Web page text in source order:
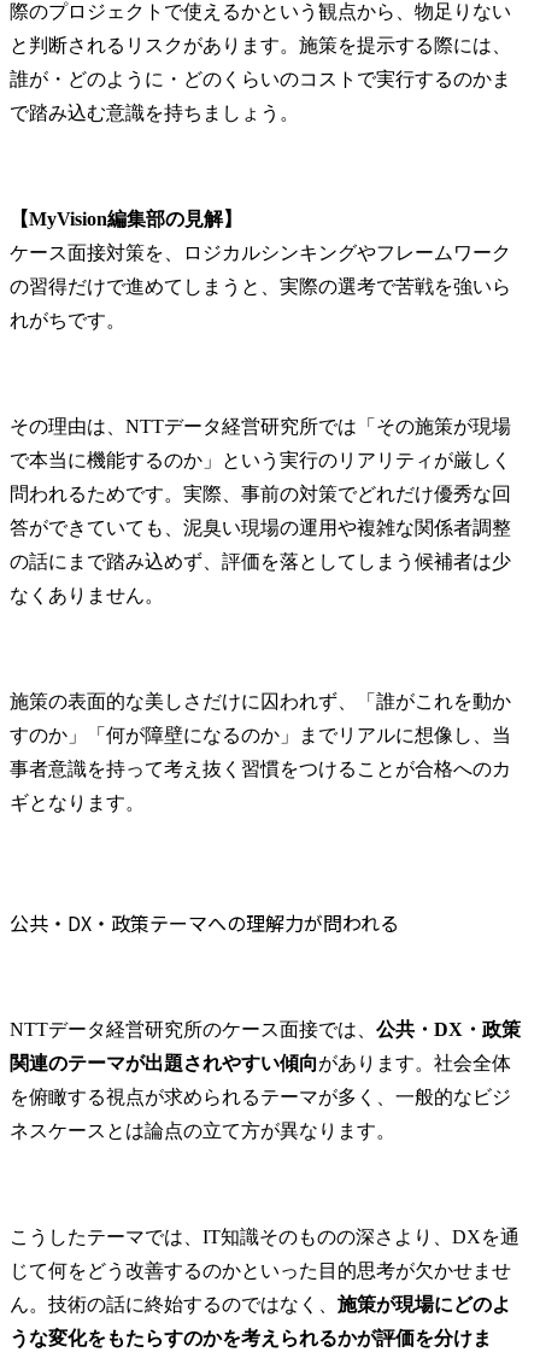
際のプロジェクトで使えるかという観点から、物足りない
と判断されるリスクがあります。施策を提示する際には、
誰が・どのように・どのくらいのコストで実行するのかま
で踏み込む意識を持ちましょう。
【MyVision編集部の見解】
ケース面接対策を、ロジカルシンキングやフレームワーク
の習得だけで進めてしまうと、実際の選考で苦戦を強いら
れがちです。
その理由は、NTTデータ経営研究所では「その施策が現場
で本当に機能するのか」という実行のリアリティが厳しく
問われるためです。実際、事前の対策でどれだけ優秀な回
答ができていても、泥臭い現場の運用や複雑な関係者調整
の話にまで踏み込めず、評価を落としてしまう候補者は少
なくありません。
施策の表面的な美しさだけに囚われず、「誰がこれを動か
すのか」「何が障壁になるのか」までリアルに想像し、当
事者意識を持って考え抜く習慣をつけることが合格へのカ
ギとなります。
公共・DX・政策テーマへの理解力が問われる
NTTデータ経営研究所のケース面接では、 公共・DX・政策
関連のテーマが出題されやすい傾向があります。社会全体
を俯瞰する視点が求められるテーマが多く、一般的なビジ
ネスケースとは論点の立て方が異なります。
こうしたテーマでは、IT知識そのものの深さより、DXを通
じて何をどう改善するのかといった目的思考が欠かせませ
ん。技術の話に終始するのではなく、 施策が現場にどのよ
うな変化をもたらすのかを考えられるかが評価を分けま